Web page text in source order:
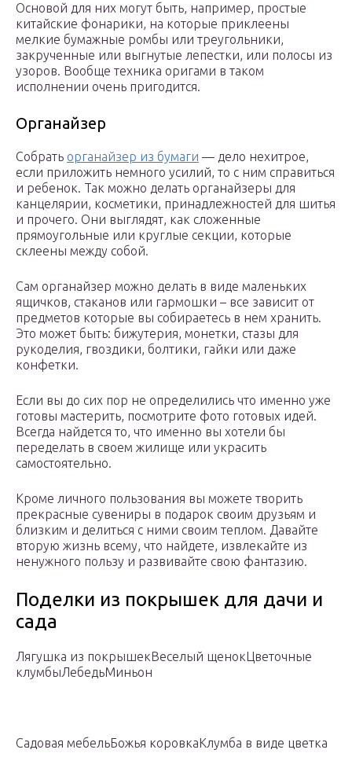
Основой для них могут быть, например, простые
китайские фонарики, на которые приклеены
мелкие бумажные ромбы или треугольники,
закрученные или выгнутые лепестки, или полосы из
узоров. Вообще техника оригами в таком
исполнении очень пригодится.
Органайзер
Собрать органайзер из бумаги — дело нехитрое,
если приложить немного усилий, то с ним справиться
и ребенок. Так можно делать органайзеры для
канцелярии, косметики, принадлежностей для шитья
и прочего. Они выглядят, как сложенные
прямоугольные или круглые секции, которые
склеены между собой.
Сам органайзер можно делать в виде маленьких
ящичков, стаканов или гармошки – все зависит от
предметов которые вы собираетесь в нем хранить.
Это может быть: бижутерия, монетки, стазы для
рукоделия, гвоздики, болтики, гайки или даже
конфетки.
Если вы до сих пор не определились что именно уже
готовы мастерить, посмотрите фото готовых идей.
Всегда найдется то, что именно вы хотели бы
переделать в своем жилище или украсить
самостоятельно.
Кроме личного пользования вы можете творить
прекрасные сувениры в подарок своим друзьям и
близким и делиться с ними своим теплом. Давайте
вторую жизнь всему, что найдете, извлекайте из
ненужного пользу и развивайте свою фантазию.
Поделки из покрышек для дачи и
сада
Лягушка из покрышекВеселый щенокЦветочные
клумбыЛебедьМиньон
Садовая мебельБожья коровкаКлумба в виде цветка